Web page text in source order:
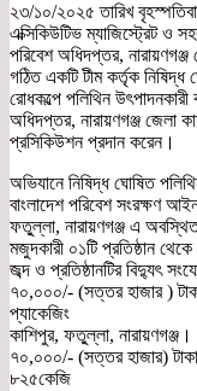
২৩/১০/২০২৫ তারিখ
এক্সিকিউটিভ ম্যাজিস্ট্রেট ও
পরিবেশ অধিদপ্তর, নারায়ণগঞ্জ
গঠিত একটি টীম কর্তৃক
রোধকল্পে পলিথিন
অধিদপ্তর, নারায়ণগঞ্জ জেলা
প্রসিকিউশন প্রদান করেন।
অভিযানে নিষিদ্ধ ঘোষিত
বাংলাদেশ পরিবেশ সংরক্ষণ
ফতু্ল্লা, নারায়ণগঞ্জ এ
মজুদকারী ০১টি প্রতিষ্ঠান
জব্দ ও প্রতিষ্ঠানটির বিদ্যুৎ
৭০,০০০/- (সত্তর হাজার )
প্যাকেজিং
কাশিপুর, ফতু্ল্লা, নারায়ণগঞ্জ।
৭০,০০০/- (সত্তর হাজার) টাকা
৮২৫কেজি